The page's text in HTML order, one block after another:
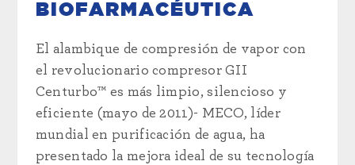
BIOFARMACÉUTICA
El alambique de compresión de vapor con
el revolucionario compresor GII
Centurbo™ es más limpio, silencioso y
eficiente (mayo de 2011)- MECO, líder
mundial en purificación de agua, ha
presentado la mejora ideal de su tecnología